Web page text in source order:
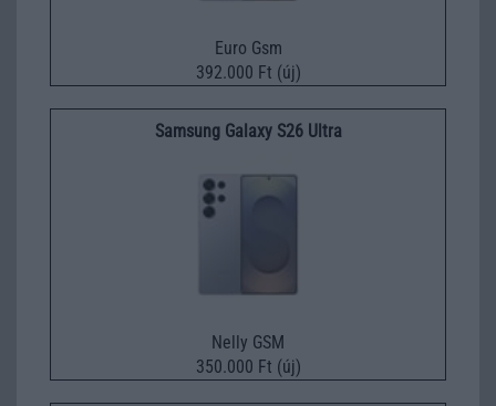
Euro Gsm
392.000 Ft (új)
Samsung Galaxy S26 Ultra
Nelly GSM
350.000 Ft (új)